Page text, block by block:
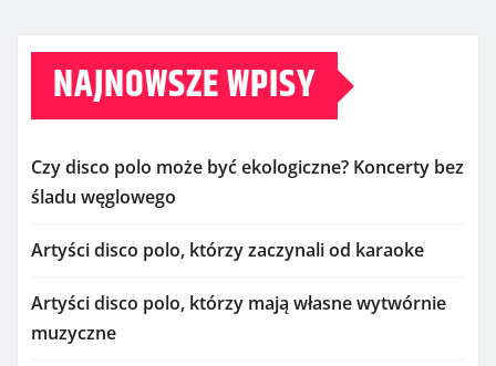
NAJNOWSZE WPISY
Czy disco polo może być ekologiczne? Koncerty bez
śladu węglowego
Artyści disco polo, którzy zaczynali od karaoke
Artyści disco polo, którzy mają własne wytwórnie
muzyczne